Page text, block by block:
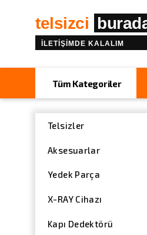
telsizci
İLETİŞİMDE KALALIM
Tüm Kategoriler
Telsizler
Aksesuarlar
Yedek Parça
X-RAY Cihazı
Kapı Dedektörü